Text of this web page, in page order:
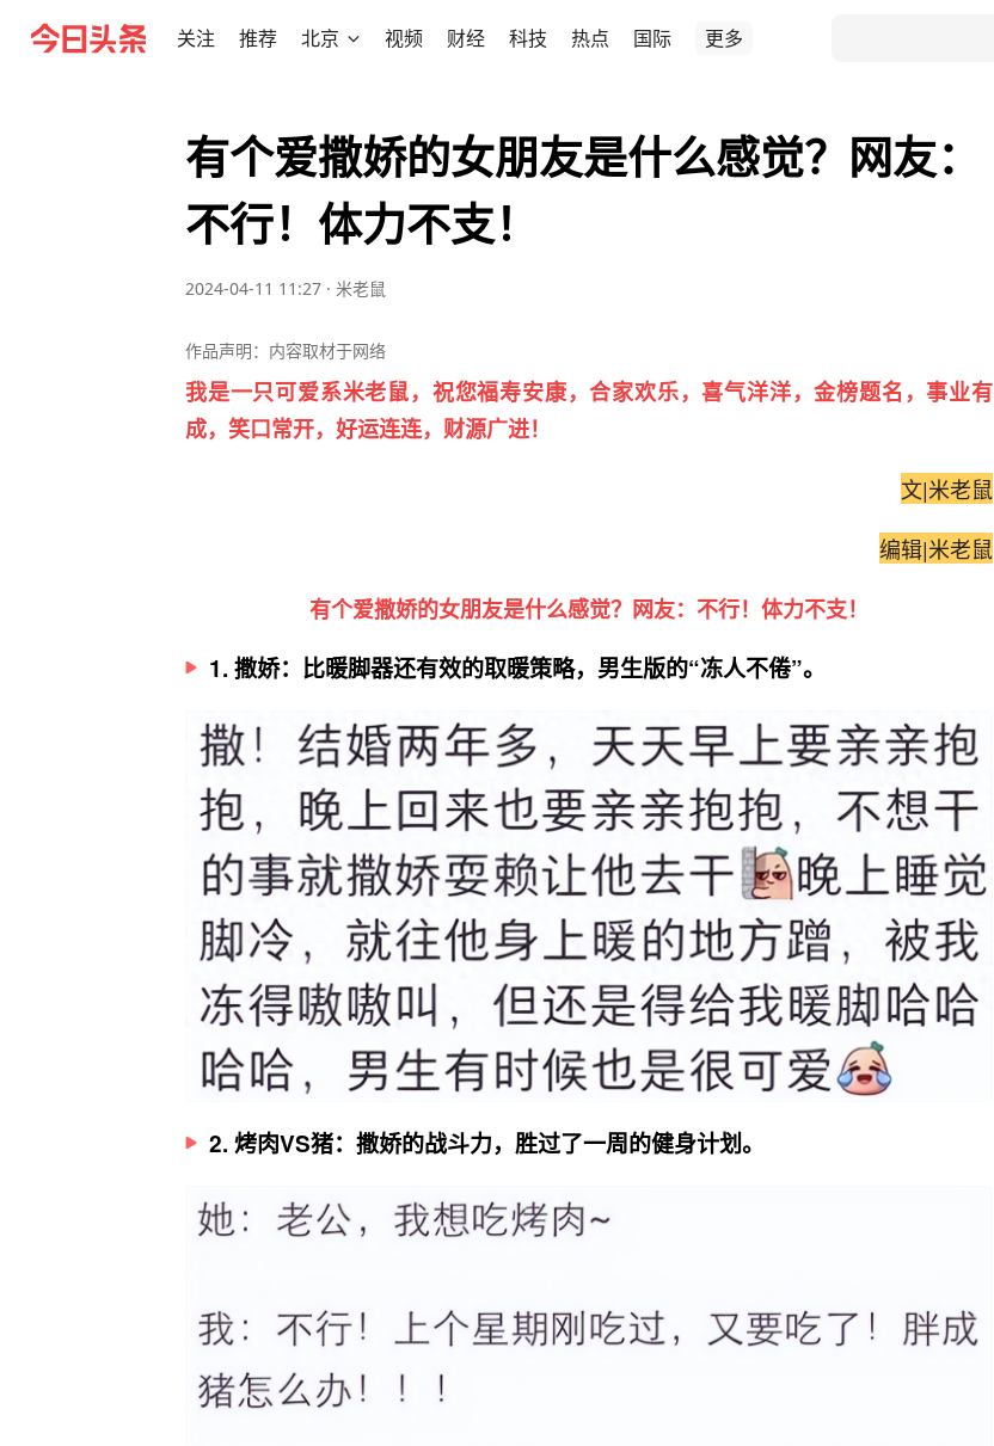
关注 推荐 北京 视频 财经 科技 热点 国际 更多
有个爱撒娇的女朋友是什么感觉？网友：
不行！体力不支！
2024-04-11 11:27 · 米老鼠
作品声明：内容取材于网络
我是一只可爱系米老鼠，祝您福寿安康，合家欢乐，喜气洋洋，金榜题名，事业有
成，笑口常开，好运连连，财源广进！
文|米老鼠
编辑|米老鼠
有个爱撒娇的女朋友是什么感觉？网友：不行！体力不支！
1. 撒娇：比暖脚器还有效的取暖策略，男生版的“冻人不倦”。
2. 烤肉VS猪：撒娇的战斗力，胜过了一周的健身计划。